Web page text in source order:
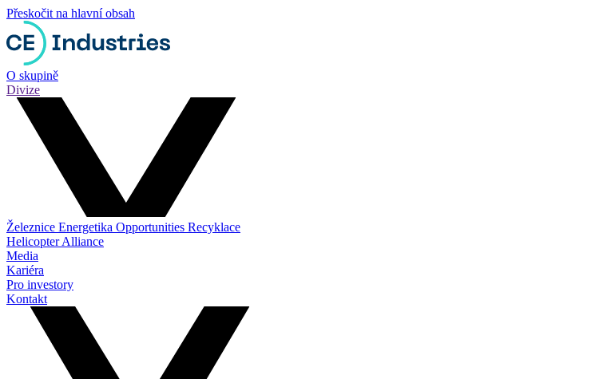
Přeskočit na hlavní obsah
O skupině
Divize
Železnice Energetika Opportunities Recyklace
Helicopter Alliance
Media
Kariéra
Pro investory
Kontakt